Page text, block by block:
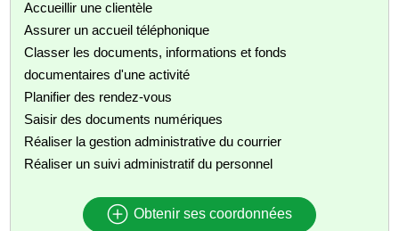
Accueillir une clientèle
Assurer un accueil téléphonique
Classer les documents, informations et fonds
documentaires d'une activité
Planifier des rendez-vous
Saisir des documents numériques
Réaliser la gestion administrative du courrier
Réaliser un suivi administratif du personnel
Obtenir ses coordonnées